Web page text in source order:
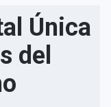
Única
del